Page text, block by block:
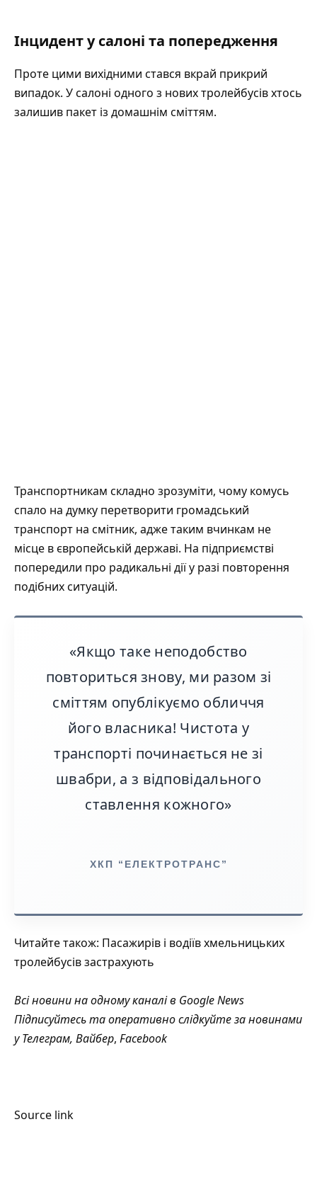
Інцидент у салоні та попередження
Проте цими вихідними стався вкрай прикрий
випадок. У салоні одного з нових тролейбусів хтось
залишив пакет із домашнім сміттям.
Транспортникам складно зрозуміти, чому комусь
спало на думку перетворити громадський
транспорт на смітник, адже таким вчинкам не
місце в європейській державі. На підприємстві
попередили про радикальні дії у разі повторення
подібних ситуацій.
«Якщо таке неподобство
повториться знову, ми разом зі
сміттям опублікуємо обличчя
його власника! Чистота у
транспорті починається не зі
швабри, а з відповідального
ставлення кожного»
ХКП “ЕЛЕКТРОТРАНС”
Читайте також: Пасажирів і водіїв хмельницьких
тролейбусів застрахують
Всі новини на одному каналі в Google News
Підписуйтесь та оперативно слідкуйте за новинами
уТелеграм, Вайбер, Facebook
Source link